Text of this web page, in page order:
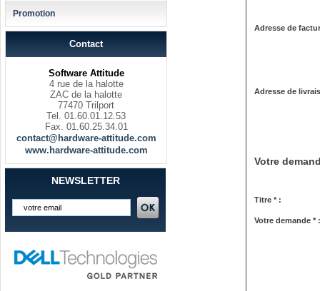
Promotion
Contact
Software Attitude
4 rue de la halotte
ZAC de la halotte
77470 Trilport
Tel. 01.60.01.12.53
Fax. 01.60.25.34.01
contact@hardware-attitude.com
www.hardware-attitude.com
NEWSLETTER
Adresse de
Adresse de
Votre
Titre * :
Votre demande * :